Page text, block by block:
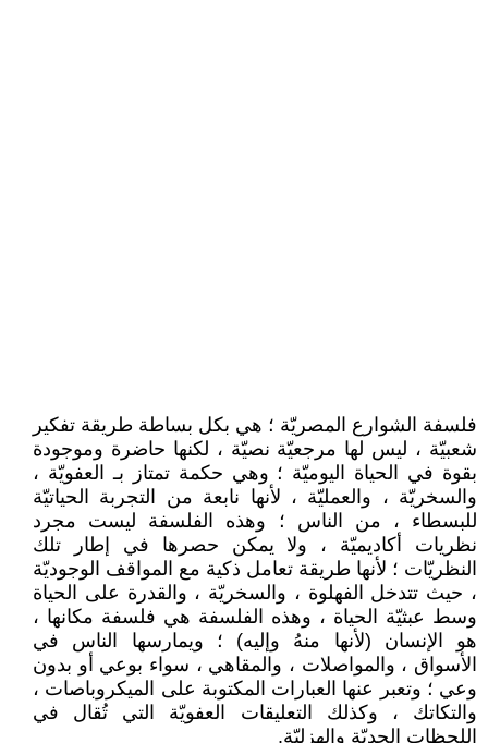
فلسفة الشوارع المصريّة ؛ هي بكل بساطة طريقة تفكير
شعبيّة ، ليس لها مرجعيّة نصيّة ، لكنها حاضرة وموجودة
بقوة في الحياة اليوميّة ؛ وهي حكمة تمتاز بـ العفويّة ،
والسخريّة ، والعمليّة ، لأنها نابعة من التجربة الحياتيّة
للبسطاء ، من الناس ؛ وهذه الفلسفة ليست مجرد
نظريات أكاديميّة ، ولا يمكن حصرها في إطار تلك
النظريّات ؛ لأنها طريقة تعامل ذكية مع المواقف الوجوديّة
، حيث تتدخل الفهلوة ، والسخريّة ، والقدرة على الحياة
وسط عبثيّة الحياة ، وهذه الفلسفة هي فلسفة مكانها ،
هو الإنسان (لأنها منهُ وإليه) ؛ ويمارسها الناس في
الأسواق ، والمواصلات ، والمقاهي ، سواء بوعي أو بدون
وعي ؛ وتعبر عنها العبارات المكتوبة على الميكروباصات ،
والتكاتك ، وكذلك التعليقات العفويّة التي تُقال في
اللحظاتِ الجديّة والهزليّة.